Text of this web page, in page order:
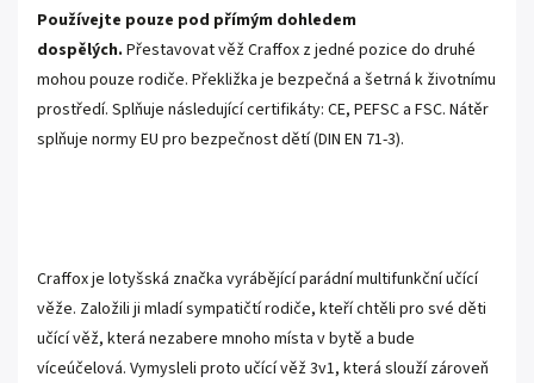
Používejte pouze pod přímým dohledem
dospělých. Přestavovat věž Craffox z jedné pozice do druhé
mohou pouze rodiče. Překližka je bezpečná a šetrná k životnímu
prostředí. Splňuje následující certifikáty: CE, PEFSC a FSC. Nátěr
splňuje normy EU pro bezpečnost dětí (DIN EN 71-3).
Craffox je lotyšská značka vyrábějící parádní multifunkční učící
věže. Založili ji mladí sympatičtí rodiče, kteří chtěli pro své děti
učící věž, která nezabere mnoho místa v bytě a bude
víceúčelová. Vymysleli proto učící věž 3v1, která slouží zároveň